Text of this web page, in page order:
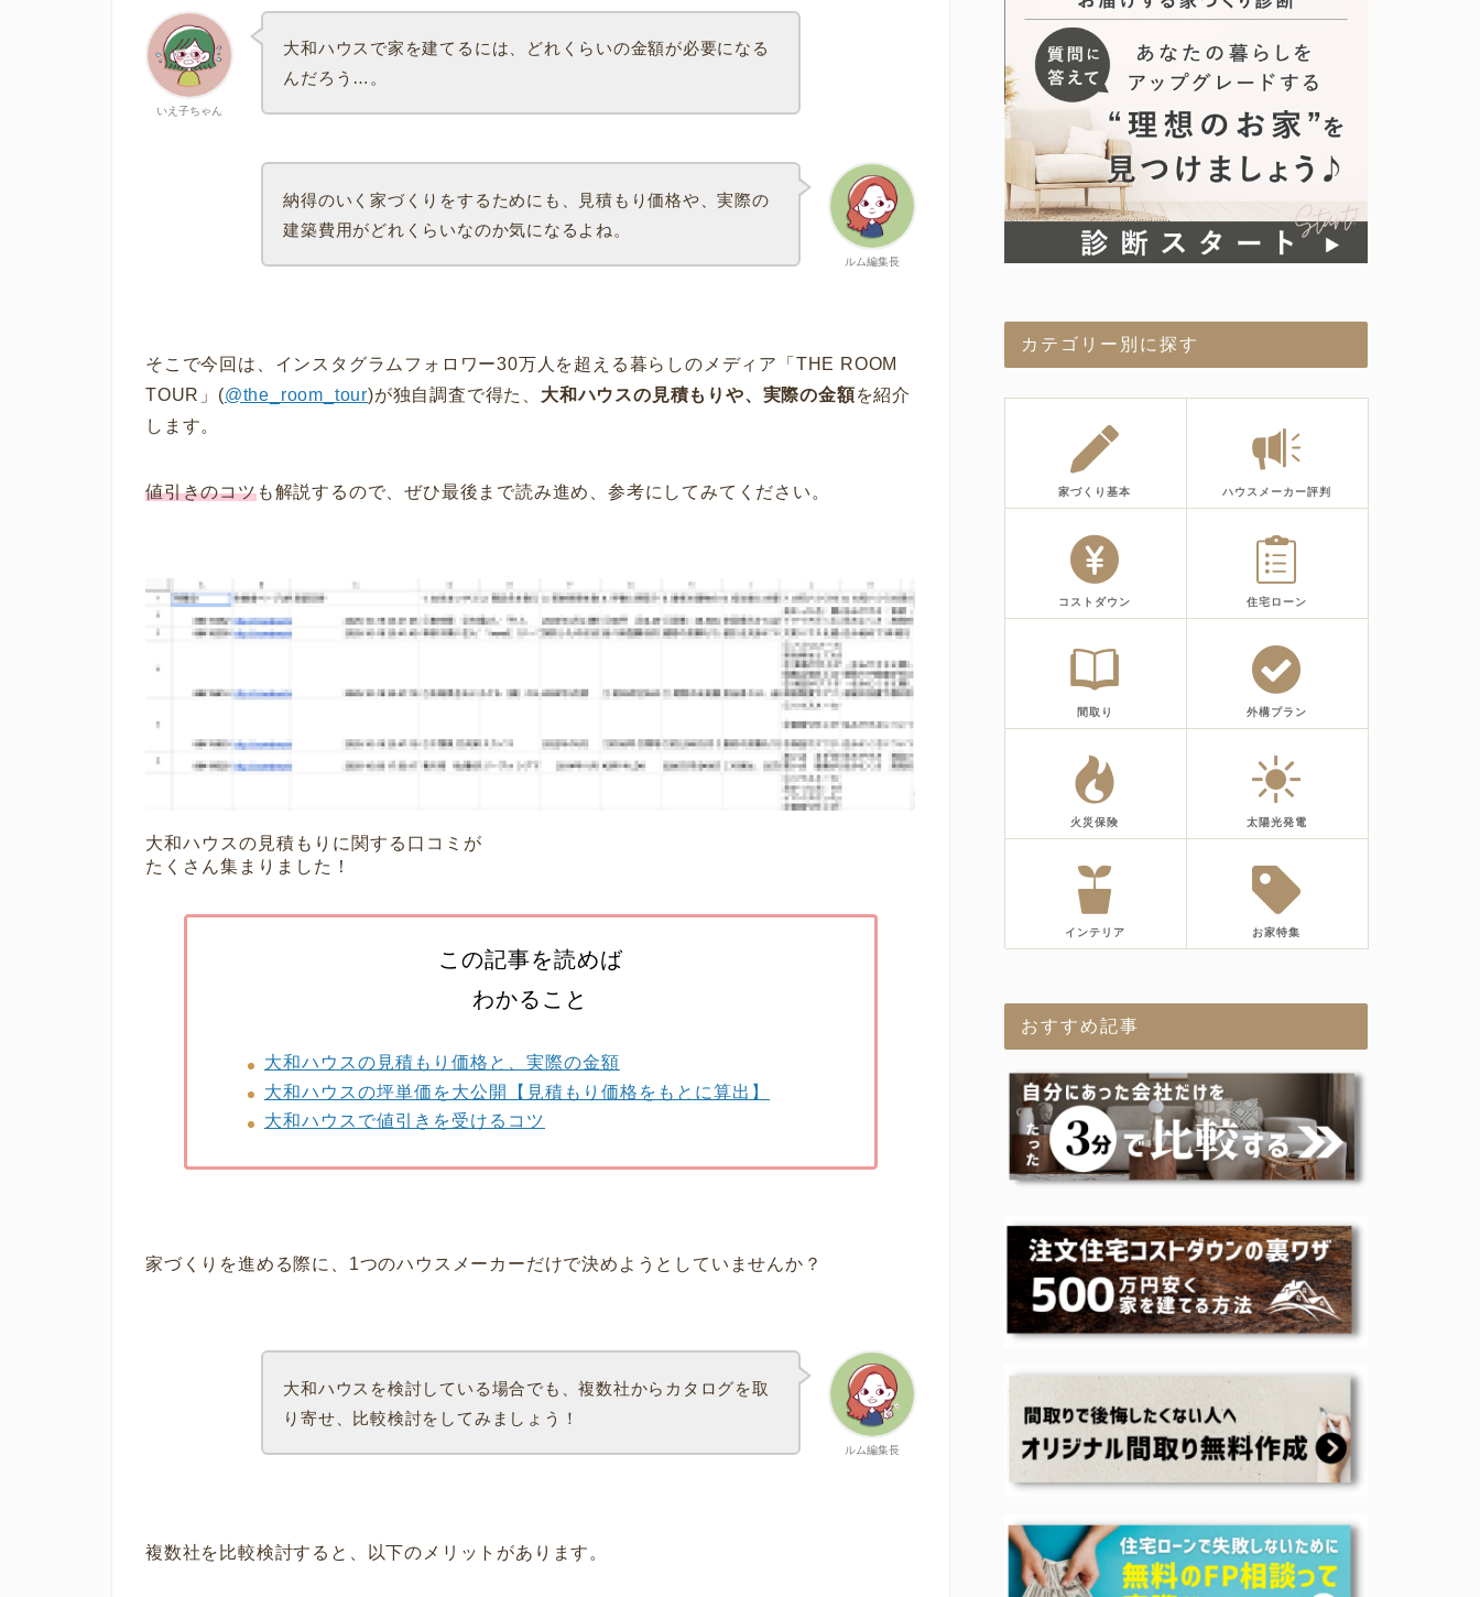
いえ子ちゃん
大和ハウスで家を建てるには、どれくらいの金額が必要になる
んだろう…。
ルム編集長
納得のいく家づくりをするためにも、見積もり価格や、実際の
建築費用がどれくらいなのか気になるよね。
そこで今回は、インスタグラムフォロワー30万人を超える暮らしのメディア「THE ROOM
TOUR」(@the_room_tour)が独自調査で得た、 大和ハウスの見積もりや、実際の金額を紹介
します。
値引きのコツも解説するので、ぜひ最後まで読み進め、参考にしてみてください。
大和ハウスの見積もりに関する口コミが
たくさん集まりました！
この記事を読めば
わかること
大和ハウスの見積もり価格と、実際の金額
大和ハウスの坪単価を大公開【見積もり価格をもとに算出】
大和ハウスで値引きを受けるコツ
家づくりを進める際に、1つのハウスメーカーだけで決めようとしていませんか？
ルム編集長
大和ハウスを検討している場合でも、複数社からカタログを取
り寄せ、比較検討をしてみましょう！
複数社を比較検討すると、以下のメリットがあります。
カテゴリー別に探す
家づくり基本 ハウスメーカー評判
コストダウン 住宅ローン
間取り 外構プラン
火災保険 太陽光発電
インテリア お家特集
おすすめ記事